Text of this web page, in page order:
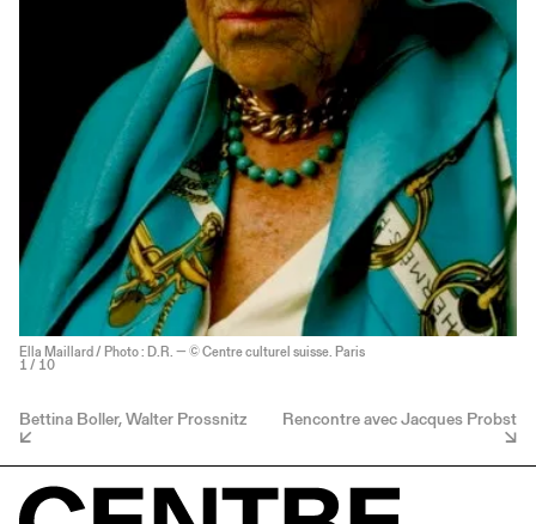
Ella Maillard / Photo : D.R. — © Centre culturel suisse. Paris
1 / 10
Bettina Boller, Walter Prossnitz Rencontre avec Jacques Probst